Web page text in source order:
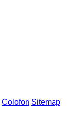
Colofon Sitemap